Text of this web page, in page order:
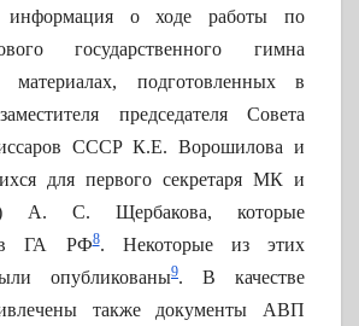
информация о ходе работы по
государственного гимна
материалах, подготовленных в
председателя Совета
СССР К.Е. Ворошилова и
для первого секретаря МК и
С. Щербакова, которые
в ГА РФ8. Некоторые из этих
опубликованы9. В качестве
также документы АВП